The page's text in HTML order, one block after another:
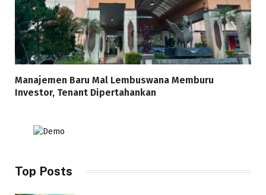
Manajemen Baru Mal Lembuswana Memburu
Investor, Tenant Dipertahankan
Top Posts